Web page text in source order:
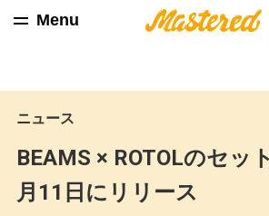
Menu
ニュース
BEAMS × ROTOLのセッ
月11日にリリース